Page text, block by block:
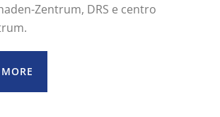
Zentrum, DRS e centro